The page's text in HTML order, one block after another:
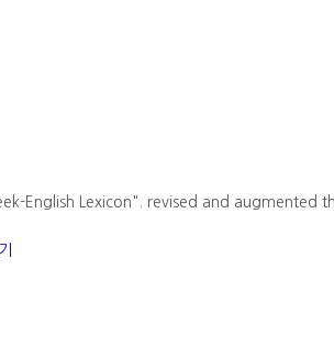
English Lexicon". revised and augmented